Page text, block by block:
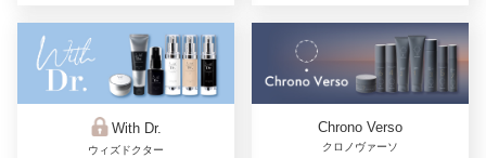
With Dr.
ウィズドクター
Chrono Verso
クロノヴァーソ